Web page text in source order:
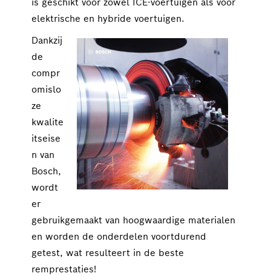
is geschikt voor zowel ICE-voertuigen als voor
elektrische en hybride voertuigen.
Dankzij
de
compr
omislo
ze
kwalite
itseise
n van
Bosch,
wordt
er
gebruikgemaakt van hoogwaardige materialen
en worden de onderdelen voortdurend
getest, wat resulteert in de beste
remprestaties!